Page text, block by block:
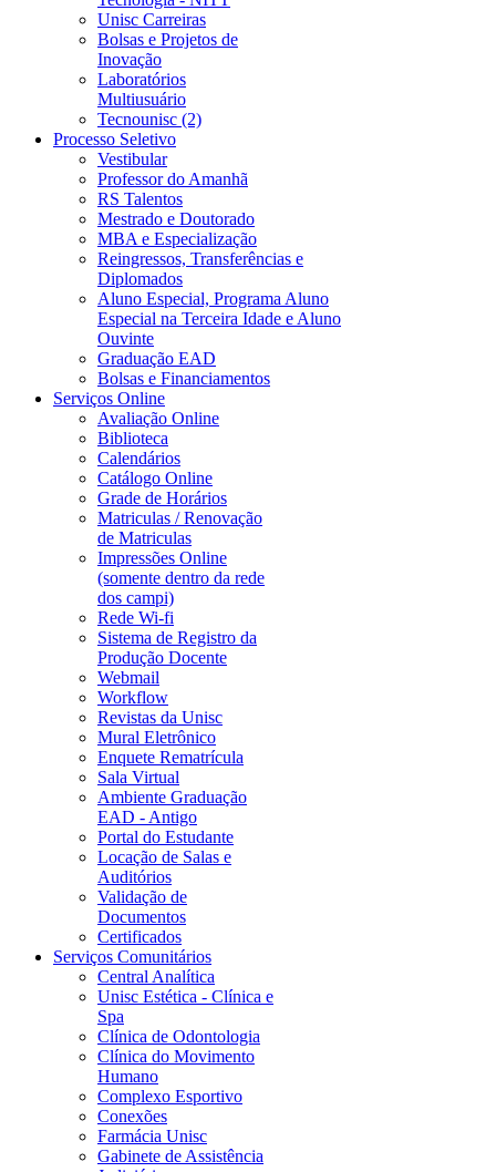
Unisc Carreiras
Bolsas e Projetos de
Inovação
Laboratórios
Multiusuário
Tecnounisc (2)
Processo Seletivo
Vestibular
Professor do Amanhã
RS Talentos
Mestrado e Doutorado
MBA e Especialização
Reingressos, Transferências e
Diplomados
Aluno Especial, Programa Aluno
Especial na Terceira Idade e Aluno
Ouvinte
Graduação EAD
Bolsas e Financiamentos
Serviços Online
Avaliação Online
Biblioteca
Calendários
Catálogo Online
Grade de Horários
Matriculas / Renovação
de Matriculas
Impressões Online
(somente dentro da rede
dos campi)
Rede Wi-fi
Sistema de Registro da
Produção Docente
Webmail
Workflow
Revistas da Unisc
Mural Eletrônico
Enquete Rematrícula
Sala Virtual
Ambiente Graduação
EAD - Antigo
Portal do Estudante
Locação de Salas e
Auditórios
Validação de
Documentos
Certificados
Serviços Comunitários
Central Analítica
Unisc Estética - Clínica e
Spa
Clínica de Odontologia
Clínica do Movimento
Humano
Complexo Esportivo
Conexões
Farmácia Unisc
Gabinete de Assistência